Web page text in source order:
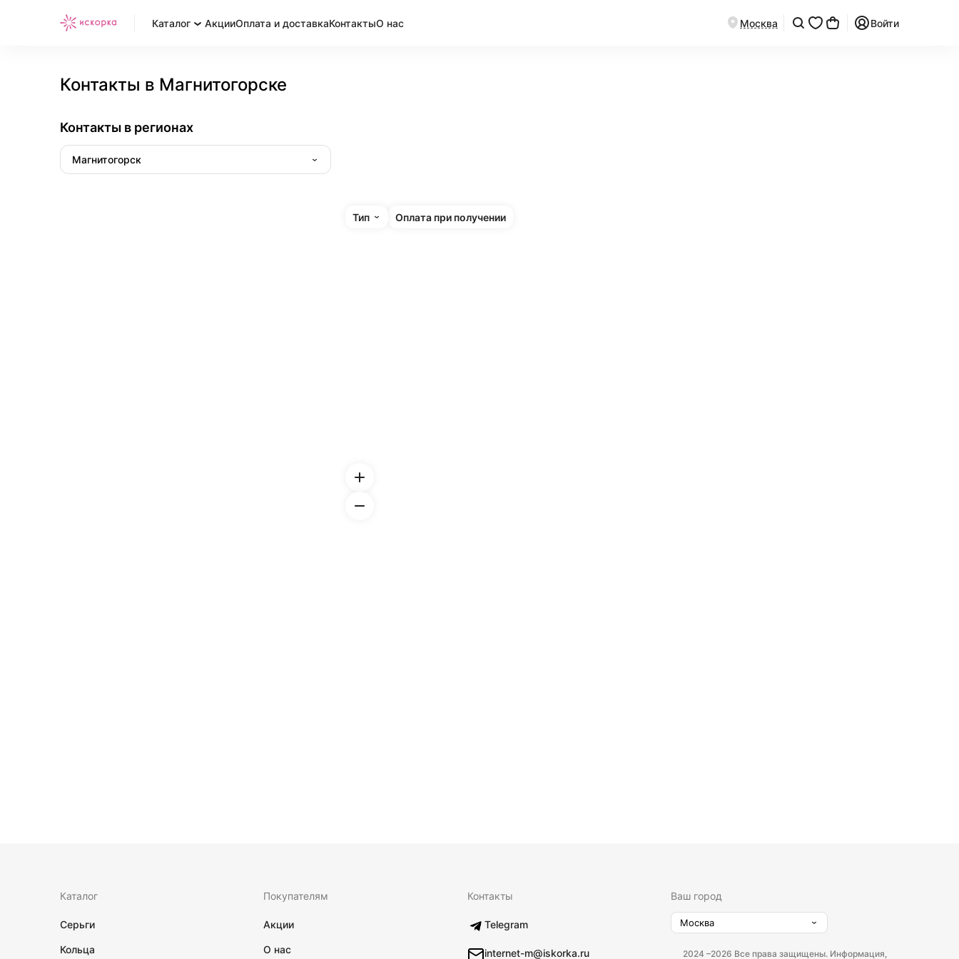
Каталог АкцииОплата и доставкаКонтактыО нас Москва Войти
Контакты в Магнитогорске
Контакты в регионах
Магнитогорск
Тип Оплата при получении
Каталог
Серьги
Кольца
Покупателям
Акции
О нас
Контакты
Telegram
internet-m@iskorka.ru
Ваш город
Москва
2024 –2026 Все права защищены. Информация,